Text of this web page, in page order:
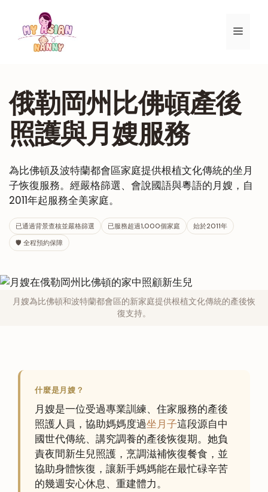
選
俄勒岡州比佛頓產後
照護與月嫂服務
為比佛頓及波特蘭都會區家庭提供根植文化傳統的坐月
子恢復服務。經嚴格篩選、會說國語與粵語的月嫂，自
2011年起服務全美家庭。
已通過背景查核並嚴格篩選 已服務超過1,000個家庭
始於2011年
🛡 全程預約保障
月嫂為比佛頓和波特蘭都會區的新家庭提供根植文化傳統的產後恢
復支持。
什麼是月嫂？
月嫂是一位受過專業訓練、住家服務的產後
照護人員，協助媽媽度過坐月子這段源自中
國世代傳統、講究調養的產後恢復期。她負
責夜間新生兒照護，烹調滋補恢復餐食，並
協助身體恢復，讓新手媽媽能在最忙碌辛苦
的幾週安心休息、重建體力。